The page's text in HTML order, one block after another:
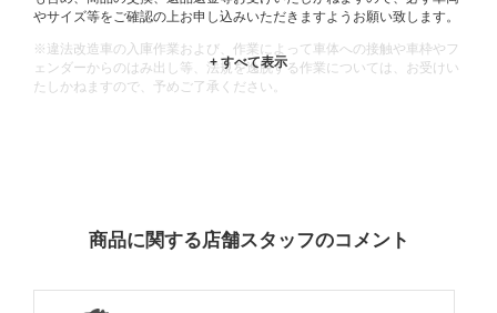
やサイズ等をご確認の上お申し込みいただきますようお願い致します。
※違法改造車の入庫作業および、作業によって車体への接触や車枠やフ
ェンダーからのはみ出し等、法規を逸脱する作業については、お受けい
たしかねますので、予めご了承ください。
商品に関する店舗スタッフのコメント